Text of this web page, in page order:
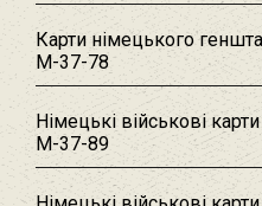
Карти німецького
M-37-78
Німецькі військові
M-37-89